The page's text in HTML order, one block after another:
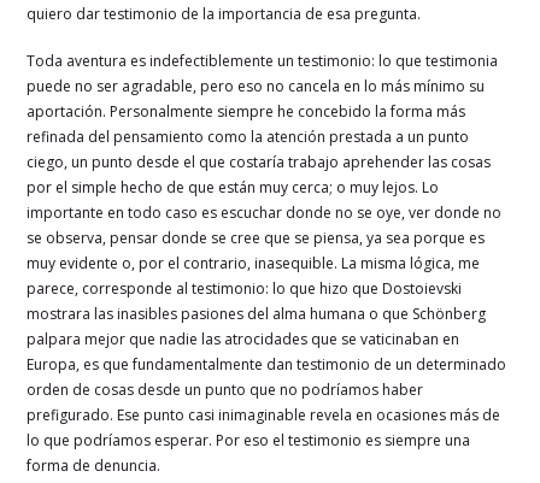
quiero dar testimonio de la importancia de esa pregunta.
Toda aventura es indefectiblemente un testimonio: lo que testimonia
puede no ser agradable, pero eso no cancela en lo más mínimo su
aportación. Personalmente siempre he concebido la forma más
refinada del pensamiento como la atención prestada a un punto
ciego, un punto desde el que costaría trabajo aprehender las cosas
por el simple hecho de que están muy cerca; o muy lejos. Lo
importante en todo caso es escuchar donde no se oye, ver donde no
se observa, pensar donde se cree que se piensa, ya sea porque es
muy evidente o, por el contrario, inasequible. La misma lógica, me
parece, corresponde al testimonio: lo que hizo que Dostoievski
mostrara las inasibles pasiones del alma humana o que Schönberg
palpara mejor que nadie las atrocidades que se vaticinaban en
Europa, es que fundamentalmente dan testimonio de un determinado
orden de cosas desde un punto que no podríamos haber
prefigurado. Ese punto casi inimaginable revela en ocasiones más de
lo que podríamos esperar. Por eso el testimonio es siempre una
forma de denuncia.